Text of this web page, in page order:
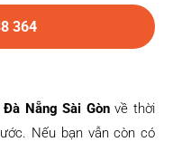
364
Nẵng Sài Gònvề thời
Nếu bạn vẫn còn có